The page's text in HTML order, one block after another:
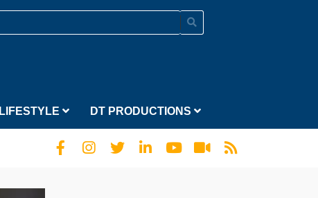
LIFESTYLE DT PRODUCTIONS